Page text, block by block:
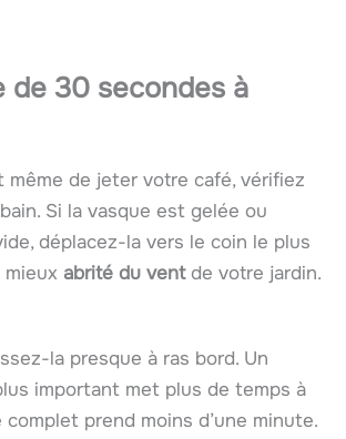
de 30 secondes à
même de jeter votre café, vérifiez
Si la vasque est gelée ou
déplacez-la vers le coin le plus
abrité du ventde votre jardin.
la presque à ras bord. Un
important met plus de temps à
complet prend moins d’une minute.